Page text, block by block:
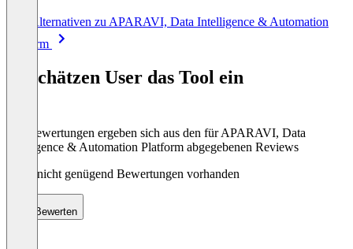
Alle Alternativen zu APARAVI, Data Intelligence & Automation
Platform
So schätzen User das Tool ein
Die Bewertungen ergeben sich aus den für APARAVI, Data
Intelligence & Automation Platform abgegebenen Reviews
Noch nicht genügend Bewertungen vorhanden
Bewerten